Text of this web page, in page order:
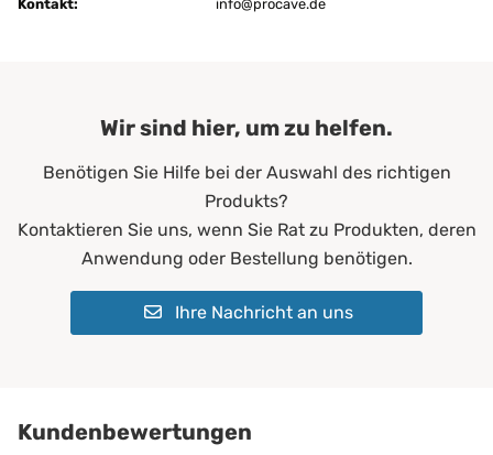
Befestigung: 4 Eckgummis
Natur
Flächengewicht: 400 g/m²
Geeignet für:
Allergiker*innen
Kinder
perfekt für Säuglinge
für alle Jahreszeiten geeignet
für stark schwitzende Personen
Kontakt:
info@procave.de
Wir sind hier, um zu helfen.
Benötigen Sie Hilfe bei der Auswahl des richtigen
Produkts?
Kontaktieren Sie uns, wenn Sie Rat zu Produkten, deren
Anwendung oder Bestellung benötigen.
Ihre Nachricht an uns
Kundenbewertungen